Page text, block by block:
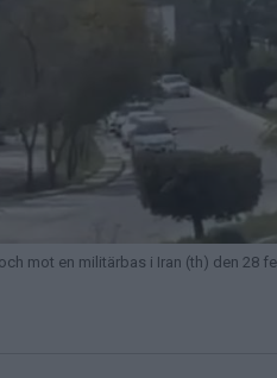
mot en militärbas i Iran (th) den 28